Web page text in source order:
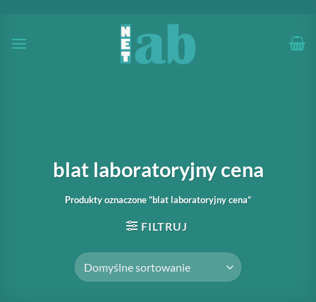
zawartości
blat laboratoryjny cena
Produkty oznaczone “blat laboratoryjny cena”
FILTRUJ